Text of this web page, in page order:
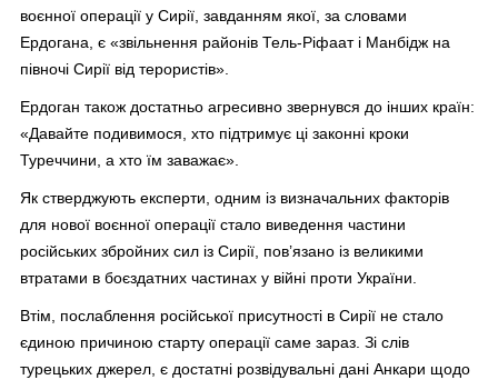
воєнної операції у Сирії, завданням якої, за словами
Ердогана, є «звільнення районів Тель-Ріфаат і Манбідж на
півночі Сирії від терористів».
Ердоган також достатньо агресивно звернувся до інших країн:
«Давайте подивимося, хто підтримує ці законні кроки
Туреччини, а хто їм заважає».
Як стверджують експерти, одним із визначальних факторів
для нової воєнної операції стало виведення частини
російських збройних сил із Сирії, пов’язано із великими
втратами в боєздатних частинах у війні проти України.
Втім, послаблення російської присутності в Сирії не стало
єдиною причиною старту операції саме зараз. Зі слів
турецьких джерел, є достатні розвідувальні дані Анкари щодо